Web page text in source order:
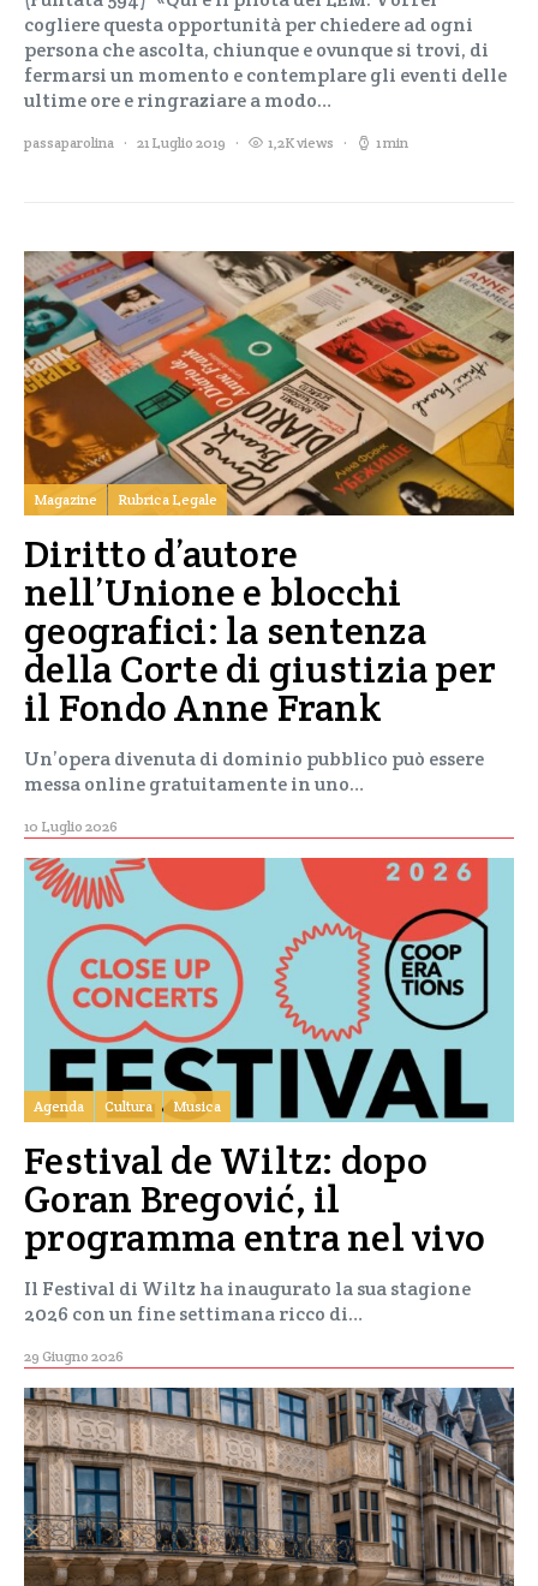
cogliere questa opportunità per chiedere ad ogni
persona che ascolta, chiunque e ovunque si trovi, di
fermarsi un momento e contemplare gli eventi delle
ultime ore e ringraziare a modo…
passaparolina 21 Luglio 2019 1,2K views 1 min
Magazine Rubrica Legale
Diritto d’autore
nell’Unione e blocchi
geografici: la sentenza
della Corte di giustizia per
il Fondo Anne Frank
Un’opera divenuta di dominio pubblico può essere
messa online gratuitamente in uno…
10 Luglio 2026
Agenda Cultura Musica
Festival de Wiltz: dopo
Goran Bregović, il
programma entra nel vivo
Il Festival di Wiltz ha inaugurato la sua stagione
2026 con un fine settimana ricco di…
29 Giugno 2026